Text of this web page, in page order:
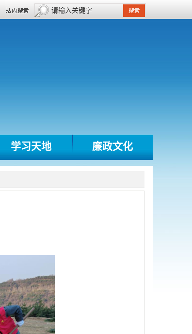
学习天地 廉政文化